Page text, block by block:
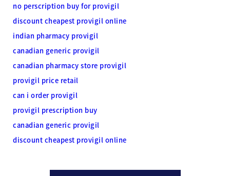
no perscription buy for provigil
discount cheapest provigil online
indian pharmacy provigil
canadian generic provigil
canadian pharmacy store provigil
provigil price retail
can i order provigil
provigil prescription buy
canadian generic provigil
discount cheapest provigil online